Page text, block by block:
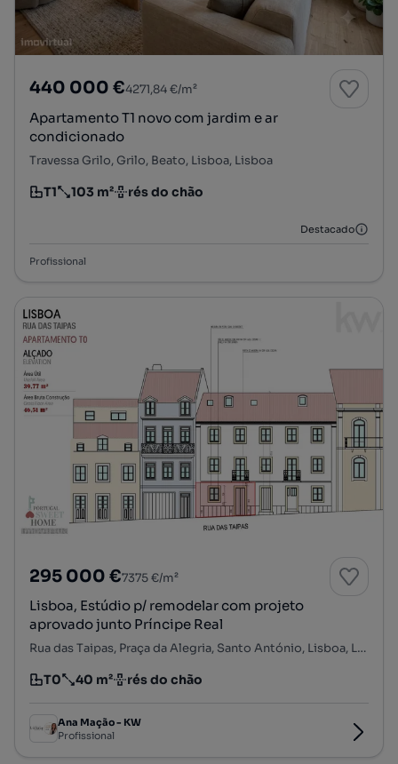
440 000 €4271,84 €/m²
Apartamento T1 novo com jardim e ar
condicionado
Travessa Grilo, Grilo, Beato, Lisboa, Lisboa
Tipologia
T1
Preço por metro quadrado
103 m²
Andar rés do chão
Destacado
Profissional
295 000 €7375 €/m²
Lisboa, Estúdio p/ remodelar com projeto
aprovado junto Príncipe Real
Rua das Taipas, Praça da Alegria, Santo António, Lisboa, Lisboa
Tipologia
T0
Preço por metro quadrado
40 m²
Andar rés do chão
Ana Mação - KW
Profissional